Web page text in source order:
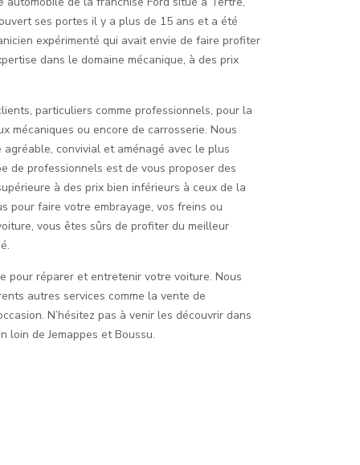
ses portes il y a plus de 15 ans et a été
expérimenté qui avait envie de faire profiter
dans le domaine mécanique, à des prix
particuliers comme professionnels, pour la
mécaniques ou encore de carrosserie. Nous
convivial et aménagé avec le plus
de professionnels est de vous proposer des
à des prix bien inférieurs à ceux de la
pour faire votre embrayage, vos freins ou
vous êtes sûrs de profiter du meilleur
pour réparer et entretenir votre voiture. Nous
autres services comme la vente de
N’hésitez pas à venir les découvrir dans
loin de Jemappes et Boussu.